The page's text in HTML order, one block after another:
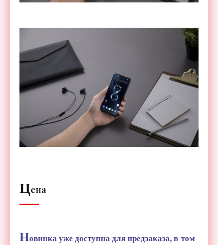
Цена
Новинка уже доступна для предзаказа, в том